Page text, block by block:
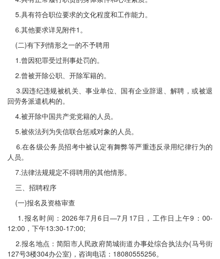
5.具有符合职位要求的文化程度和工作能力。
6.其他要求详见附件1。
(二)有下列情形之一的不予聘用
1.曾因犯罪受过刑事处罚的。
2.曾被开除公职、开除军籍的。
3.因违纪违规被机关、事业单位、国有企业辞退、解聘，或被退
回劳务派遣机构的。
4.被开除中国共产党党籍的人员。
5.被依法列为失信联合惩戒对象的人员。
6.在各级公务员招考中被认定有舞弊等严重违反录用纪律行为的
人员。
7.法律法规规定不得聘用的其他情形。
三、招聘程序
(一)报名及资格审查
1.报名时间：2026年7月6日—7月17日，工作日上午9：00-
12:00，下午13:30-17:00;
2.报名地点：简阳市人民政府简城街道办事处综合执法办(马号街
127号3楼304办公室)，咨询电话：18080555256。